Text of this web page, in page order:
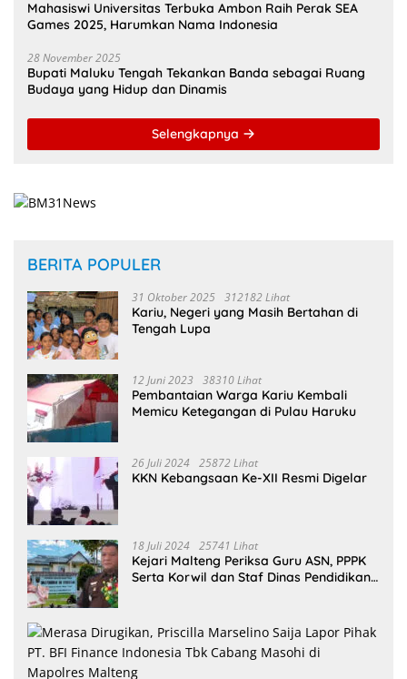
Mahasiswi Universitas Terbuka Ambon Raih Perak SEA
Games 2025, Harumkan Nama Indonesia
28 November 2025
Bupati Maluku Tengah Tekankan Banda sebagai Ruang
Budaya yang Hidup dan Dinamis
Selengkapnya
BERITA POPULER
31 Oktober 2025 312182 Lihat
Kariu, Negeri yang Masih Bertahan di
Tengah Lupa
12 Juni 2023 38310 Lihat
Pembantaian Warga Kariu Kembali
Memicu Ketegangan di Pulau Haruku
26 Juli 2024 25872 Lihat
KKN Kebangsaan Ke-XII Resmi Digelar
18 Juli 2024 25741 Lihat
Kejari Malteng Periksa Guru ASN, PPPK
Serta Korwil dan Staf Dinas Pendidikan